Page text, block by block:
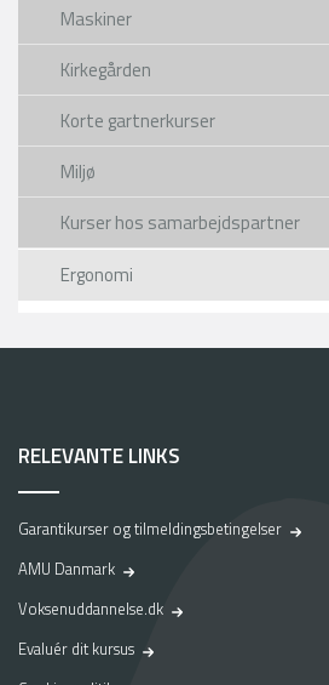
Maskiner
Kirkegården
Korte gartnerkurser
Miljø
Kurser hos samarbejdspartner
Ergonomi
RELEVANTE LINKS
Garantikurser og tilmeldingsbetingelser
AMU Danmark
Voksenuddannelse.dk
Evaluér dit kursus